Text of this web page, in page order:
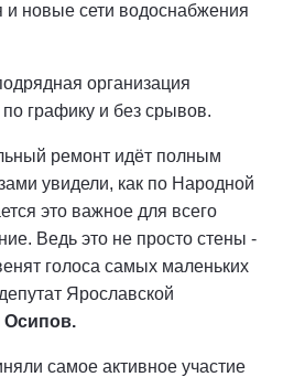
и новые сети водоснабжения
организация
по графику и без срывов.
ремонт идёт полным
увидели, как по Народной
это важное для всего
Ведь это не просто стены -
голоса самых маленьких
Ярославской
Осипов.
самое активное участие